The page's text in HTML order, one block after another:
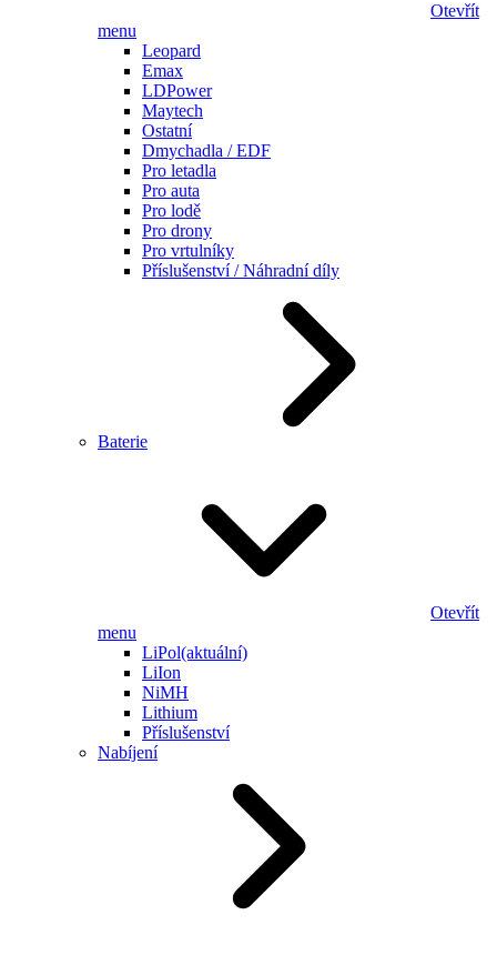
Otevřít
menu
Leopard
Emax
LDPower
Maytech
Ostatní
Dmychadla / EDF
Pro letadla
Pro auta
Pro lodě
Pro drony
Pro vrtulníky
Příslušenství / Náhradní díly
Baterie
Otevřít
menu
LiPol(aktuální)
LiIon
NiMH
Lithium
Příslušenství
Nabíjení